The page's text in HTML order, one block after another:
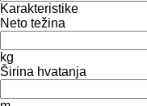
Karakteristike
Neto težina
kg
Širina hvatanja